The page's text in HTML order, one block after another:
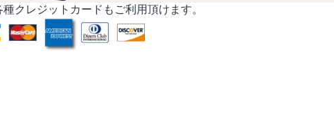
クレジットカードもご利用頂けます。